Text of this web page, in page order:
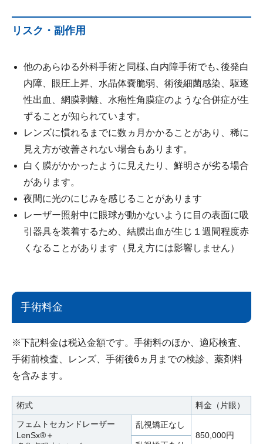
リスク・副作用
他のあらゆる外科手術と同様､白内障手術でも､後発白
内障、眼圧上昇、水晶体嚢脆弱、術後細菌感染、駆逐
性出血、網膜剥離、水疱性角膜症のような合併症が生
ずることが知られています。
レンズに慣れるまでに数ヵ月かかることがあり、稀に
見え方が改善されない場合もあります。
白く膜がかかったように見えたり、鮮明さが劣る場合
があります。
夜間に光のにじみを感じることがあります
レーザー照射中に眼球が動かないように目の表面に吸
引器具を装着するため、結膜出血が生じ１週間程度赤
くなることがあります（見え方には影響しません）
手術料金
※下記料金は税込金額です。手術料のほか、適応検査、
手術前検査、レンズ、手術後6ヵ月までの検診、薬剤料
を含みます。
術式
料金（片眼）
フェムトセカンドレーザー
LenSx®＋
乱視矯正なし
850,000円